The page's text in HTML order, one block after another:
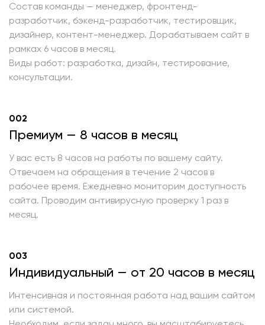
Состав команды — менеджер, фронтенд-
разработчик, бэкенд-разработчик, тестировщик,
дизайнер, контент-менеджер. Дорабатываем сайт в
рамках 6 часов в месяц.
Виды работ: разработка, дизайн, тестирование,
консультации.
002
Премиум — 8 часов в месяц
У вас есть 8 часов на работы по вашему сайту.
Отвечаем на обращения в течение 2 часов в
рабочее время. Ежедневно мониторим доступность
сайта. Проводим антивирусную проверку 1 раз в
месяц.
003
Индивидуальный — от 20 часов в месяц
Интенсивная и постоянная работа над вашим сайтом
или системой.